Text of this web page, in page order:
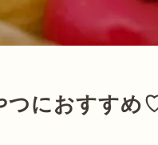
つにおすすめ